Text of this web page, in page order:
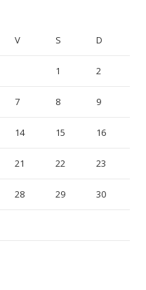
V S D
1 2
7 8 9
14 15 16
21 22 23
28 29 30